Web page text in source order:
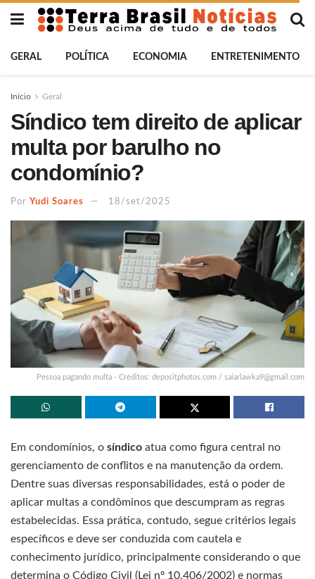
GERAL POLÍTICA ECONOMIA ENTRETENIMENTO
Início Geral
Síndico tem direito de aplicar
multa por barulho no
condomínio?
Por Yudi Soares 18/set/2025
Pessoa pagando multa - Créditos: depositphotos.com / saiarlawka9@gmail.com
Em condomínios, o síndico atua como figura central no
gerenciamento de conflitos e na manutenção da ordem.
Dentre suas diversas responsabilidades, está o poder de
aplicar multas a condôminos que descumpram as regras
estabelecidas. Essa prática, contudo, segue critérios legais
específicos e deve ser conduzida com cautela e
conhecimento jurídico, principalmente considerando o que
determina o Código Civil (Lei nº 10.406/2002) e normas